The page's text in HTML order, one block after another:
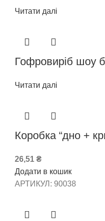
Читати далі
Гофровиріб шоу
Читати далі
Коробка “дно +
26,51 ₴
Додати в кошик
АРТИКУЛ: 90038